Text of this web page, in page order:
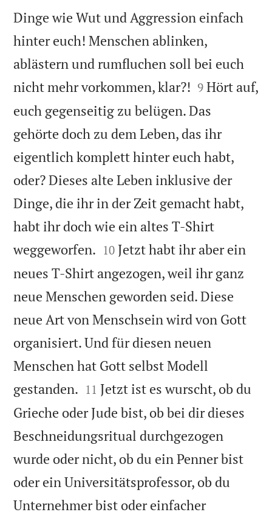
Dinge wie Wut und Aggression einfach
hinter euch! Menschen ablinken,
ablästern und rumfluchen soll bei euch
nicht mehr vorkommen, klar?! 

9 Hört auf,
euch gegenseitig zu belügen. Das
gehörte doch zu dem Leben, das ihr
eigentlich komplett hinter euch habt,
oder? Dieses alte Leben inklusive der
Dinge, die ihr in der Zeit gemacht habt,
habt ihr doch wie ein altes T-Shirt
weggeworfen. 

10 Jetzt habt ihr aber ein
neues T-Shirt angezogen, weil ihr ganz
neue Menschen geworden seid. Diese
neue Art von Menschsein wird von Gott
organisiert. Und für diesen neuen
Menschen hat Gott selbst Modell
gestanden. 

11 Jetzt ist es wurscht, ob du
Grieche oder Jude bist, ob bei dir dieses
Beschneidungsritual durchgezogen
wurde oder nicht, ob du ein Penner bist
oder ein Universitätsprofessor, ob du
Unternehmer bist oder einfacher